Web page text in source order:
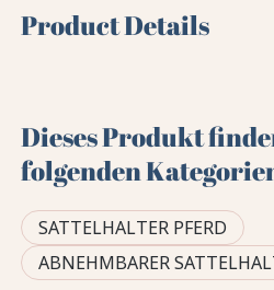
Product Details
Dieses Produkt
folgenden
SATTELHALTER PFERD
ABNEHMBARER